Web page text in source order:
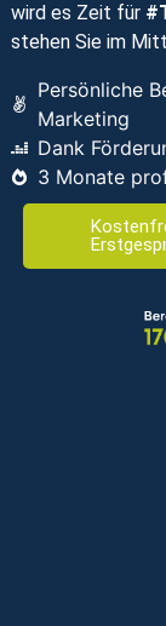
wird es Zeit für
stehen Sie im
Persönliche
Marketing
Dank
3 Monate